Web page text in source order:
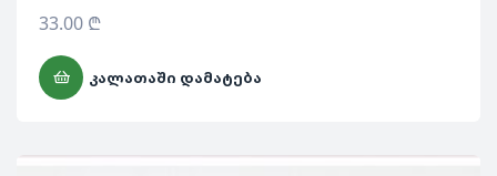
33.00 ₾
ᲙᲐᲚᲐᲗᲐᲨᲘ ᲓᲐᲛᲐᲢᲔᲑᲐ